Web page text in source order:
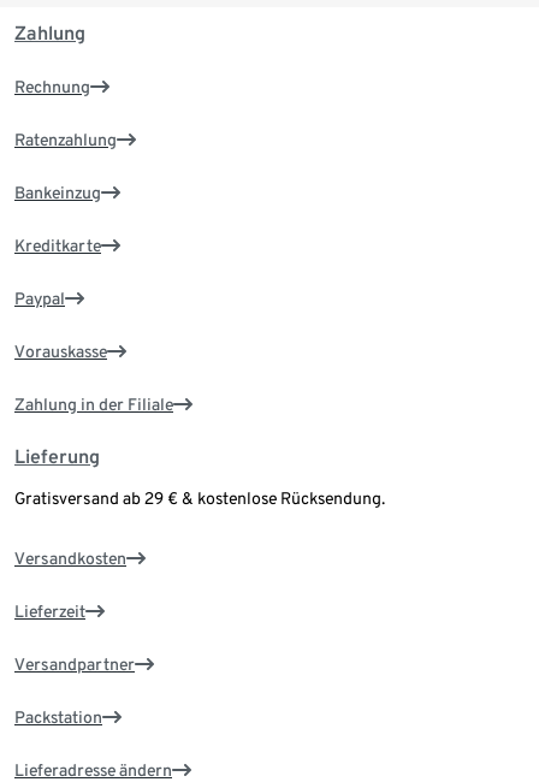
Zahlung
Rechnung
Ratenzahlung
Bankeinzug
Kreditkarte
Paypal
Vorauskasse
Zahlung in der Filiale
Lieferung
Gratisversand ab 29 € & kostenlose Rücksendung.
Versandkosten
Lieferzeit
Versandpartner
Packstation
Lieferadresse ändern